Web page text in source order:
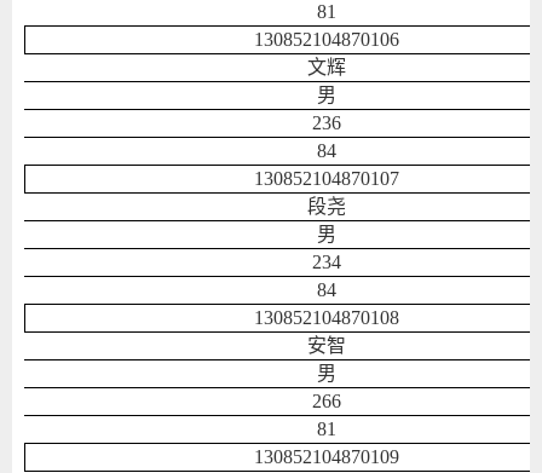
81
130852104870106
文辉
男
236
84
130852104870107
段尧
男
234
84
130852104870108
安智
男
266
81
130852104870109